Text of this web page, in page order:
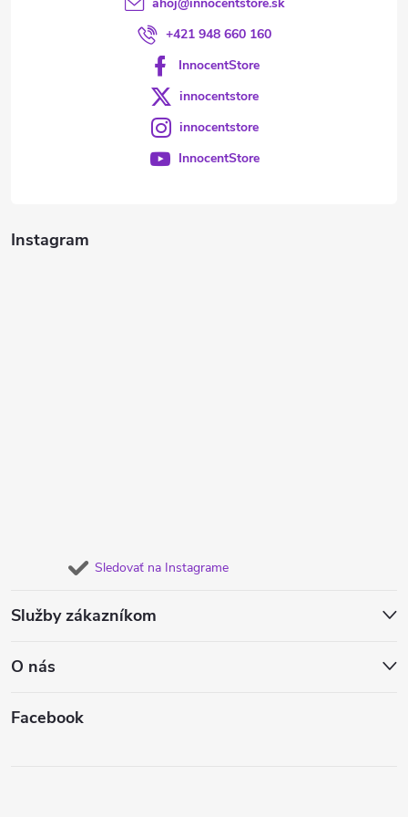
Instagram
Sledovať na Instagrame
Služby zákazníkom
O nás
Facebook
ahoj@innocentstore.sk
+421 948 660 160
InnocentStore
innocentstore
innocentstore
InnocentStore